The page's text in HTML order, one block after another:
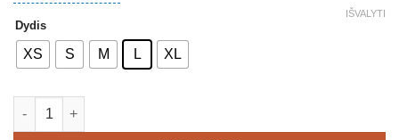
Dydis
XS S M L XL
IŠVALYTI
produkto kiekis: CRAFT SubZ Funnelneck Jersey Women's